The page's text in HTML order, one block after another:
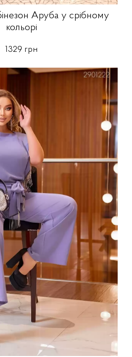
Аруба у срібному
кольорі
1329 грн